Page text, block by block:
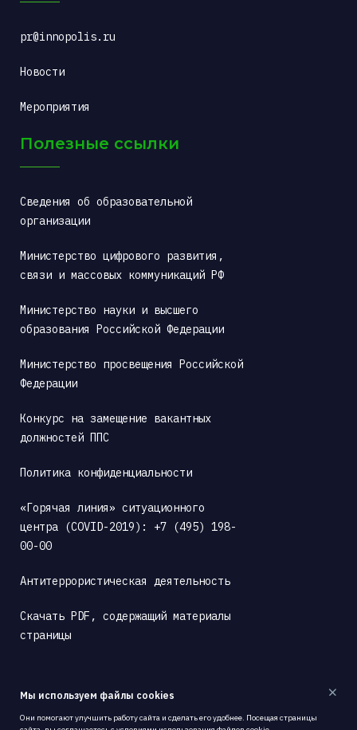
pr@innopolis.ru
Новости
Мероприятия
Полезные ссылки
Сведения об образовательной
организации
Министерство цифрового развития,
связи и массовых коммуникаций РФ
Министерство науки и высшего
образования Российской Федерации
Министерство просвещения Российской
Федерации
Конкурс на замещение вакантных
должностей ППС
Политика конфиденциальности
«Горячая линия» ситуационного
центра (COVID-2019): +7 (495) 198-
00-00
Антитеррористическая деятельность
Скачать PDF, содержащий материалы
страницы
Мы используем файлы cookies
Они помогают улучшить работу сайта и сделать его удобнее. Посещая страницы